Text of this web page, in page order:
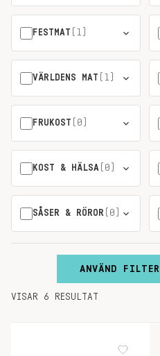
FESTMAT (1)
VÄRLDENS MAT (1)
FRUKOST (0)
KOST & HÄLSA (0)
SÅSER & RÖROR (0)
ANVÄND FILTER
VISAR 6 RESULTAT